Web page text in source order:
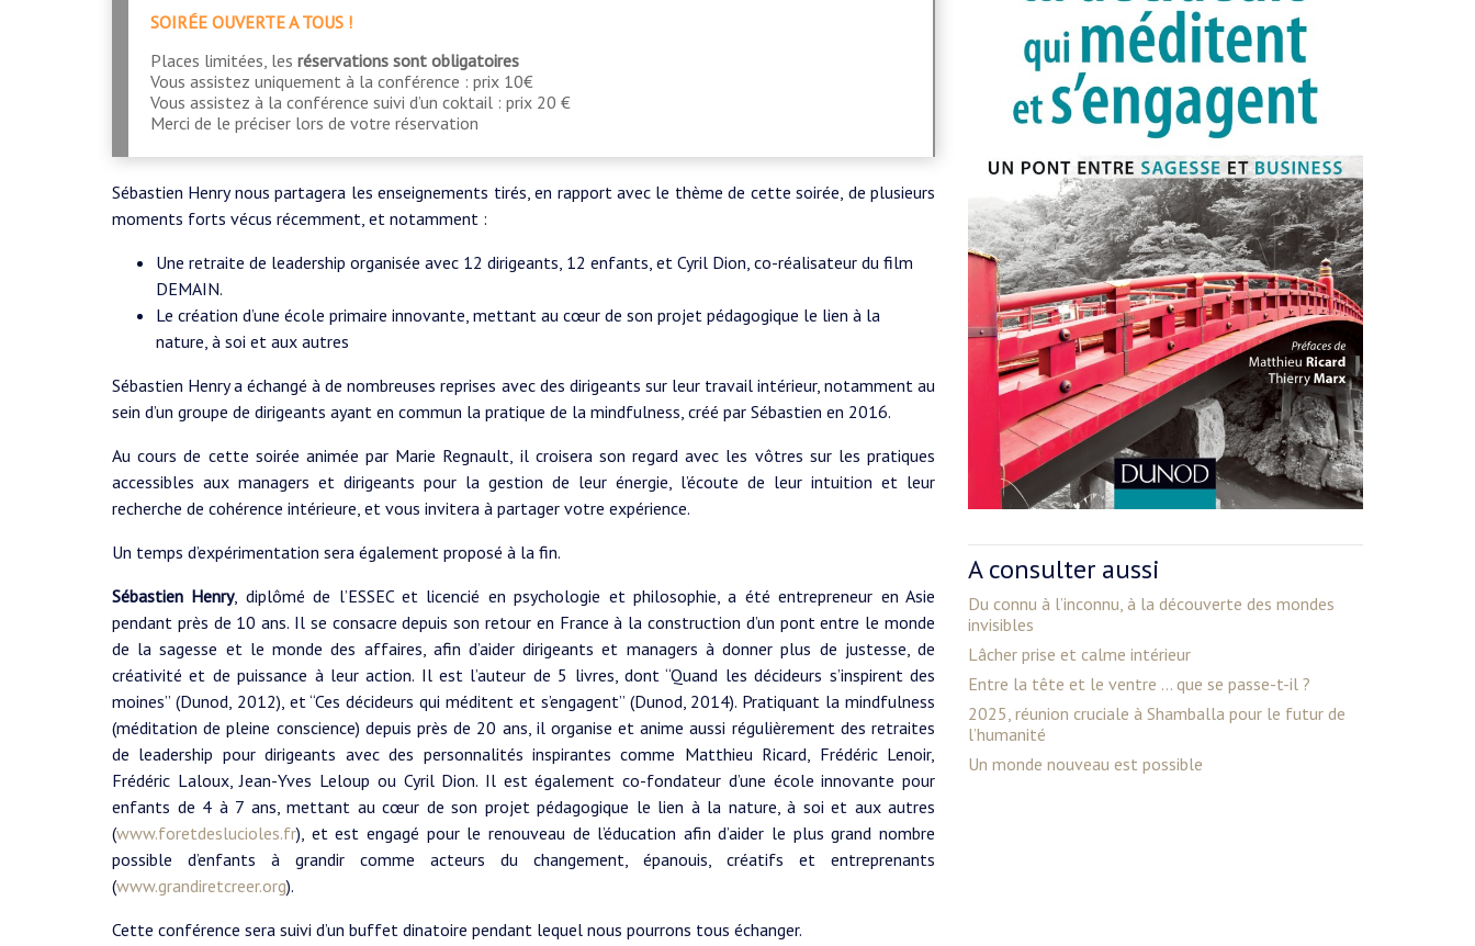
SOIRÉE OUVERTE A TOUS !
Places limitées, les réservations sont obligatoires
Vous assistez uniquement à la conférence : prix 10€
Vous assistez à la conférence suivi d’un coktail : prix 20 €
Merci de le préciser lors de votre réservation
Sébastien Henry nous partagera les enseignements tirés, en rapport avec le thème de cette soirée, de plusieurs
moments forts vécus récemment, et notamment :
Une retraite de leadership organisée avec 12 dirigeants, 12 enfants, et Cyril Dion, co-réalisateur du film
DEMAIN.
Le création d’une école primaire innovante, mettant au cœur de son projet pédagogique le lien à la
nature, à soi et aux autres
Sébastien Henry a échangé à de nombreuses reprises avec des dirigeants sur leur travail intérieur, notamment au
sein d’un groupe de dirigeants ayant en commun la pratique de la mindfulness, créé par Sébastien en 2016.
Au cours de cette soirée animée par Marie Regnault, il croisera son regard avec les vôtres sur les pratiques
accessibles aux managers et dirigeants pour la gestion de leur énergie, l’écoute de leur intuition et leur
recherche de cohérence intérieure, et vous invitera à partager votre expérience.
Un temps d’expérimentation sera également proposé à la fin.
Sébastien Henry, diplômé de l’ESSEC et licencié en psychologie et philosophie, a été entrepreneur en Asie
pendant près de 10 ans. Il se consacre depuis son retour en France à la construction d’un pont entre le monde
de la sagesse et le monde des affaires, afin d’aider dirigeants et managers à donner plus de justesse, de
créativité et de puissance à leur action. Il est l’auteur de 5 livres, dont “Quand les décideurs s’inspirent des
moines” (Dunod, 2012), et “Ces décideurs qui méditent et s’engagent” (Dunod, 2014). Pratiquant la mindfulness
(méditation de pleine conscience) depuis près de 20 ans, il organise et anime aussi régulièrement des retraites
de leadership pour dirigeants avec des personnalités inspirantes comme Matthieu Ricard, Frédéric Lenoir,
Frédéric Laloux, Jean-Yves Leloup ou Cyril Dion. Il est également co-fondateur d’une école innovante pour
enfants de 4 à 7 ans, mettant au cœur de son projet pédagogique le lien à la nature, à soi et aux autres
(www.foretdeslucioles.fr), et est engagé pour le renouveau de l’éducation afin d’aider le plus grand nombre
possible d’enfants à grandir comme acteurs du changement, épanouis, créatifs et entreprenants
(www.grandiretcreer.org).
Cette conférence sera suivi d’un buffet dinatoire pendant lequel nous pourrons tous échanger.
A consulter aussi
Du connu à l’inconnu, à la découverte des mondes
invisibles
Lâcher prise et calme intérieur
Entre la tête et le ventre ... que se passe-t-il ?
2025, réunion cruciale à Shamballa pour le futur de
l’humanité
Un monde nouveau est possible